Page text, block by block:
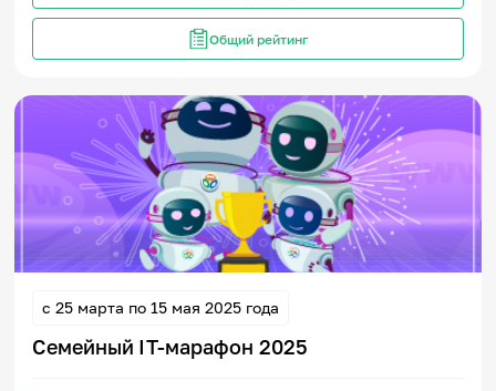
Общий рейтинг
с 25 марта по 15 мая 2025 года
Семейный IT-марафон 2025